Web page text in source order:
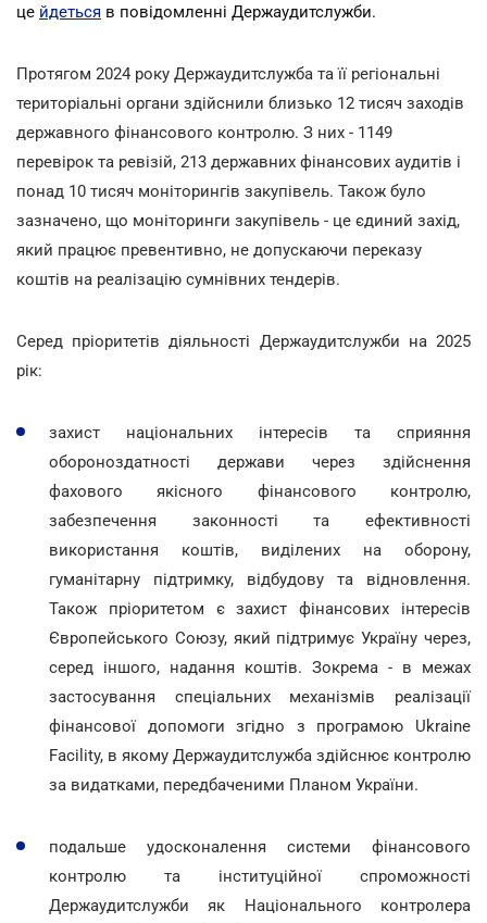
це йдеться в повідомленні Держаудитслужби.
Протягом 2024 року Держаудитслужба та її регіональні
територіальні органи здійснили близько 12 тисяч заходів
державного фінансового контролю. З них - 1149
перевірок та ревізій, 213 державних фінансових аудитів і
понад 10 тисяч моніторингів закупівель. Також було
зазначено, що моніторинги закупівель - це єдиний захід,
який працює превентивно, не допускаючи переказу
коштів на реалізацію сумнівних тендерів.
Серед пріоритетів діяльності Держаудитслужби на 2025
рік:
захист національних інтересів та сприяння
обороноздатності держави через здійснення
фахового якісного фінансового контролю,
забезпечення законності та ефективності
використання коштів, виділених на оборону,
гуманітарну підтримку, відбудову та відновлення.
Також пріоритетом є захист фінансових інтересів
Європейського Союзу, який підтримує Україну через,
серед іншого, надання коштів. Зокрема - в межах
застосування спеціальних механізмів реалізації
фінансової допомоги згідно з програмою Ukraine
Facility, в якому Держаудитслужба здійснює контролю
за видатками, передбаченими Планом України.
подальше удосконалення системи фінансового
контролю та інституційної спроможності
Держаудитслужби як Національного контролера